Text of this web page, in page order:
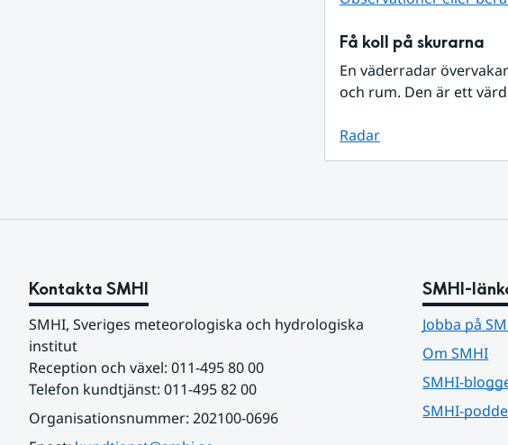
Få koll på skurarna
En väderradar
och rum. Den är ett
Radar
Kontakta SMHI
SMHI, Sveriges meteorologiska och hydrologiska
institut
Reception och växel: 011-495 80 00
Telefon kundtjänst: 011-495 82 00
Organisationsnummer: 202100-0696
SMHI-
Jobba på
Om SMHI
SMHI-
SMHI-